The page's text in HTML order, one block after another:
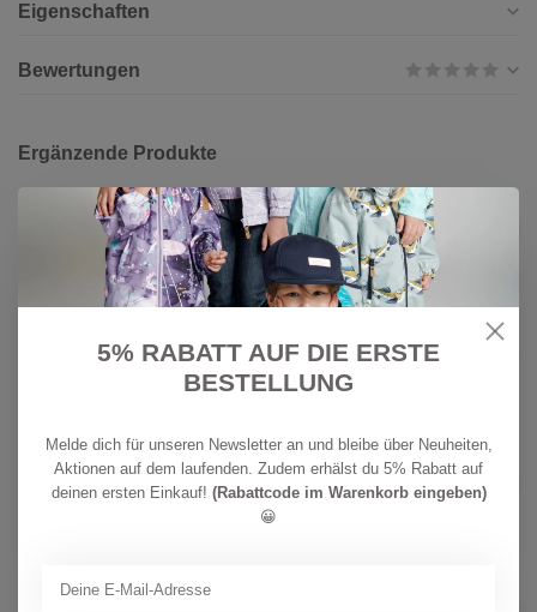
Eigenschaften
Bewertungen
Ergänzende Produkte
KAISER
Kaiser Einschlagdecke Caroline
Jersey Star light grey
Auf Lager
CHF
79,90
Kaiser Lammfell Fusssack Iglu
Aktion anthracite
CHF
259,00
KAISER
Kaiser Baby Lammfellauflage
Kaiser Lammfell Fusssack Iglu
5% RABATT AUF DIE ERSTE
BESTELLUNG
Melde dich für unseren Newsletter an und bleibe über Neuheiten,
Aktionen auf dem laufenden. Zudem erhälst du 5% Rabatt auf
deinen ersten Einkauf! (Rabattcode im Warenkorb eingeben)
😀